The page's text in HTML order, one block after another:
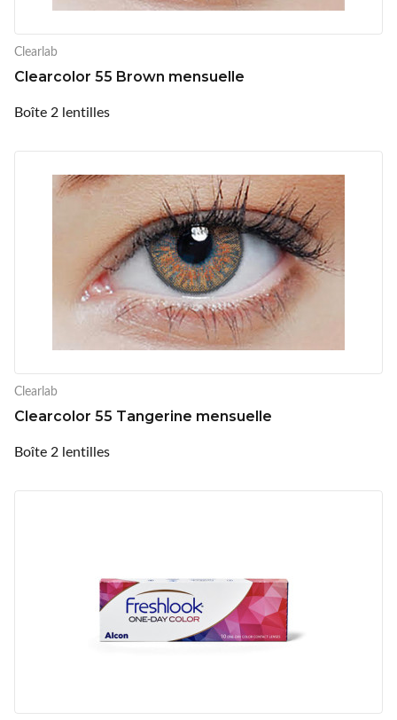
Clearlab
Clearcolor 55 Brown mensuelle
Boîte 2 lentilles
Clearlab
Clearcolor 55 Tangerine mensuelle
Boîte 2 lentilles